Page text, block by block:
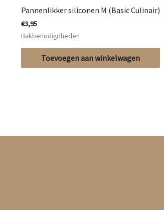
Pannenlikker siliconen M (Basic Culinair)
€3,95
Bakbenodigdheden
Toevoegen aan winkelwagen